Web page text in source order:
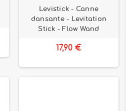
Levistick - Canne
dansante - Levitation
Stick - Flow Wand
17,90 €